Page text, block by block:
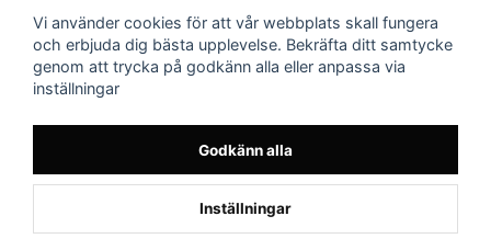
Powered by Nyehandel AB
Vi använder cookies för att vår webbplats skall fungera
och erbjuda dig bästa upplevelse. Bekräfta ditt samtycke
genom att trycka på godkänn alla eller anpassa via
inställningar
Godkänn alla
Inställningar